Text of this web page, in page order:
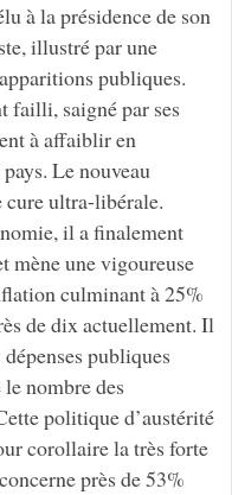
à la présidence de son
illustré par une
publiques.
failli, saigné par ses
à affaiblir en
Le nouveau
cure ultra-libérale.
il a finalement
mène une vigoureuse
culminant à 25%
de dix actuellement. Il
publiques
nombre des
politique d’austérité
corollaire la très forte
près de 53%